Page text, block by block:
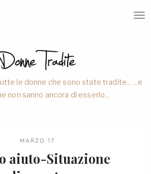
T
V
le donne che sono state tradite... ...e
non sanno ancora di esserlo...
MARZO 17
aiuto-Situazione